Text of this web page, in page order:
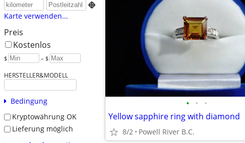

Karte verwenden...
Preis
Kostenlos
$ – $
HERSTELLER&MODELL
Bedingung
Kryptowährung OK
Lieferung möglich
• • •
Yellow sapphire ring with diamond
8/2 Powell River B.C.